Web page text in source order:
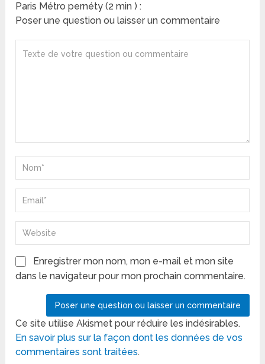
Paris Métro pernéty (2 min ) :
Poser une question ou laisser un commentaire
Enregistrer mon nom, mon e-mail et mon site
dans le navigateur pour mon prochain commentaire.
Ce site utilise Akismet pour réduire les indésirables.
En savoir plus sur la façon dont les données de vos
commentaires sont traitées.